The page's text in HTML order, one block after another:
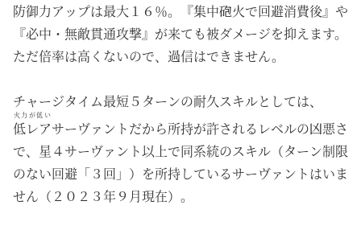
防御力アップは最大１６％。『集中砲火で回避消費後』や
『必中・無敵貫通攻撃』が来ても被ダメージを抑えます。
ただ倍率は高くないので、過信はできません。
チャージタイム最短５ターンの耐久スキルとしては、
低レア
火力が低い
サーヴァントだから所持が許されるレベルの凶悪さ
で、星４サーヴァント以上で同系統のスキル（ターン制限
のない回避「３回」）を所持しているサーヴァントはいま
せん（２０２３年９月現在）。